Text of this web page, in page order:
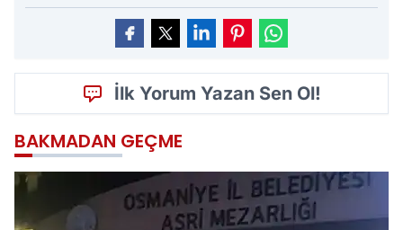
İlk Yorum Yazan Sen Ol!
BAKMADAN GEÇME